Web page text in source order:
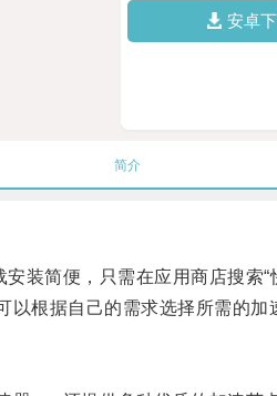
安卓
简介
简便，只需在应用商店搜索“
根据自己的需求选择所需的加